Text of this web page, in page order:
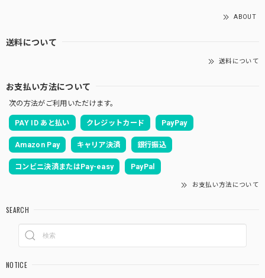
ABOUT
送料について
送料について
お支払い方法について
次の方法がご利用いただけます。
PAY ID あと払い クレジットカード PayPay
Amazon Pay キャリア決済 銀行振込
コンビニ決済またはPay-easy PayPal
お支払い方法について
SEARCH
NOTICE